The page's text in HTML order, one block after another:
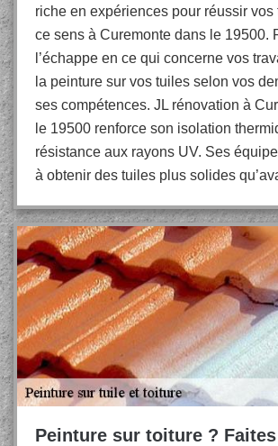
riche en expériences pour réussir vos
ce sens à Curemonte dans le 19500.
l’échappe en ce qui concerne vos
la peinture sur vos tuiles selon vos
ses compétences. JL rénovation à
le 19500 renforce son isolation
résistance aux rayons UV. Ses
à obtenir des tuiles plus solides
Peinture sur toiture ?